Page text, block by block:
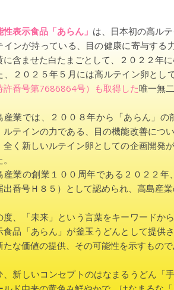
性表示食品「あらん」 は、日本初の高ル
インが持っている、目の健康に寄与する
に含ませた白たまごとして、２０２２年
、２０２５年５月には高ルテイン卵とし
許番号第7686864号）も取得した唯一無
産業では、２００８年から「あらん」
ルテインの力である、目の機能改善につ
全く新しいルテイン卵としての企画開発
産業の創業１００周年である２０２２
出番号Ｈ８５）として認められ、高島産
度、「未来」という言葉をキーワード
食品「あらん」が釜玉うどんとして提供
たな価値の提供、その可能性を示すもので
、新しいコンセプトのはなまるうどん